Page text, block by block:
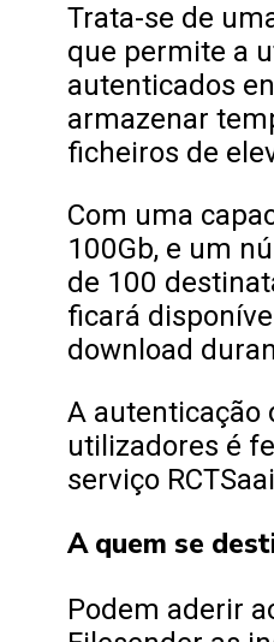
Trata-se de
que permite a
autenticados
armazenar
ficheiros de
Com uma
100Gb, e um
de 100
ficará
download
A autenticação
utilizadores é
serviço
A quem se
Podem aderir